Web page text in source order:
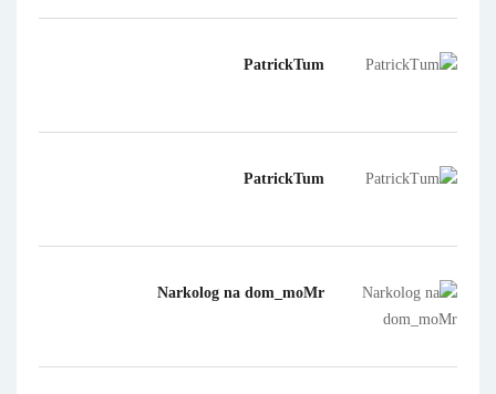
PatrickTum
PatrickTum
Narkolog na dom_moMr